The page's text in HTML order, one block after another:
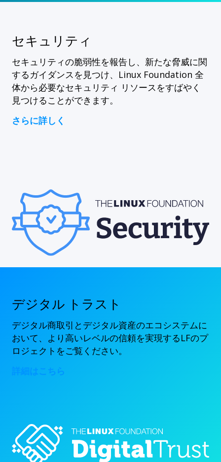
セキュリティ
セキュリティの脆弱性を報告し、新たな脅威に関
するガイダンスを見つけ、Linux Foundation 全
体から必要なセキュリティ リソースをすばやく
見つけることができます。
さらに詳しく
デジタル トラスト
デジタル商取引とデジタル資産のエコシステムに
おいて、より高いレベルの信頼を実現するLFのプ
ロジェクトをご覧ください。
詳細はこちら